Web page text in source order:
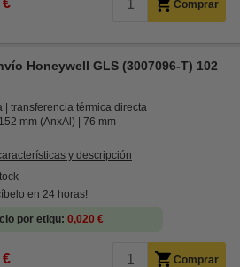
€ Comprar
Honeywell GLS (3007096-T) 102
transferencia térmica directa
mm (AnxAl)
76 mm
y descripción
en 24 horas!
por etiqu 0,020 €
€ Comprar